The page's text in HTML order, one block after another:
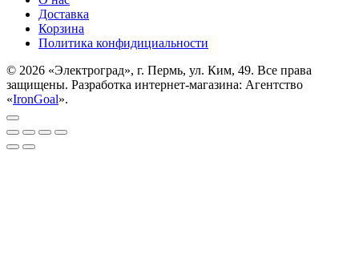
Доставка
Корзина
Политика конфидициальности
© 2026 «Электроград», г. Пермь, ул. Ким, 49. Все права
защищены. Разработка интернет-магазина: Агентство
«IronGoal».